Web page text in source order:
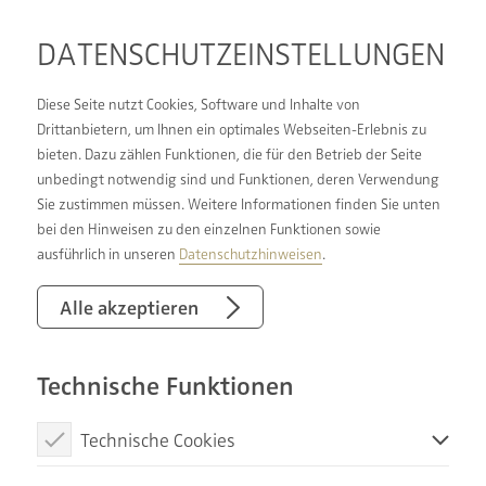
DATENSCHUTZ­EINSTELLUNGEN
Diese Seite nutzt Cookies, Software und Inhalte von
Drittanbietern, um Ihnen ein optimales Webseiten-Erlebnis zu
bieten. Dazu zählen Funktionen, die für den Betrieb der Seite
unbedingt notwendig sind und Funktionen, deren Verwendung
Sie zustimmen müssen. Weitere Informationen finden Sie unten
bei den Hinweisen zu den einzelnen Funktionen sowie
ausführlich in unseren Datenschutzhinweisen.
Alle akzeptieren
Technische Funktionen
Technische Cookies
GEMEINSAM STARK
Wir sind ein Unternehmen in einem starken
zahlreichen Vorteilen für Angestellte. Wir bieten
unseren Kunden ein echtes Rundum-sorglos-
Qualität. Unser Anspruch ist unsere Kunden zu
verstehen – aus persönlichen Wünschen und
individuellen Bedürfnissen Träume wahr werden